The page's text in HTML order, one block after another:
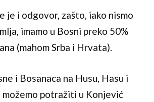
je i odgovor, zašto, iako nismo
imamo u Bosni preko 50%
(mahom Srba i Hrvata).
i Bosanaca na Husu, Hasu i
potražiti u Konjević